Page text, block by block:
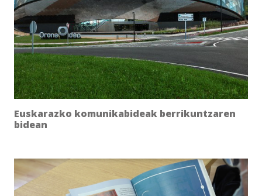
Euskarazko komunikabideak berrikuntzaren
bidean